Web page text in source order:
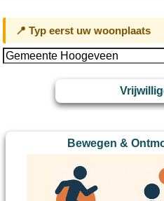
📍 Typ eerst uw woonplaats
Bewegen &